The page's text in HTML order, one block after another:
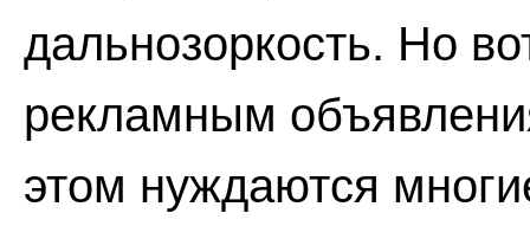
дальнозоркость. Но
рекламным
этом нуждаются